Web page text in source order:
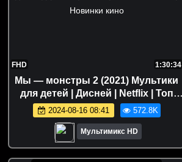
FHD 1:30:34
Мы — монстры 2 (2021) Мультики
для детей | Дисней | Netflix | Топ
Кинопоиск | Новинки кино
2024-08-16 08:41 572.8K
Мультимикс HD